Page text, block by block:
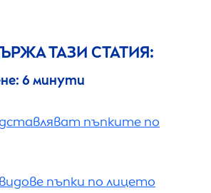
ТАЗИ СТАТИЯ:
6 минути
пъпките по
пъпки по лицето